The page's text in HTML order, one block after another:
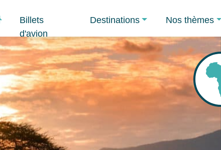
AccueilBillets
d'avion
Destinations Nos thèmes